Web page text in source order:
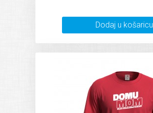
Dodaj u košaricu